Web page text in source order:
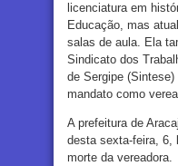
licenciatura em
Educação, mas
salas de aula. Ela
Sindicato dos
de Sergipe
mandato como
A prefeitura de
desta sexta-feira, 6,
morte da vereadora.